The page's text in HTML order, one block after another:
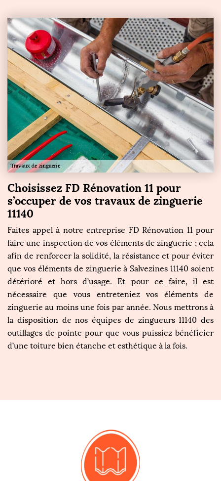
Choisissez FD Rénovation 11 pour
s’occuper de vos travaux de zinguerie
11140
Faites appel à notre entreprise FD Rénovation 11 pour
faire une inspection de vos éléments de zinguerie ; cela
afin de renforcer la solidité, la résistance et pour éviter
que vos éléments de zinguerie à Salvezines 11140 soient
détérioré et hors d’usage. Et pour ce faire, il est
nécessaire que vous entreteniez vos éléments de
zinguerie au moins une fois par année. Nous mettrons à
la disposition de nos équipes de zingueurs 11140 des
outillages de pointe pour que vous puissiez bénéficier
d’une toiture bien étanche et esthétique à la fois.